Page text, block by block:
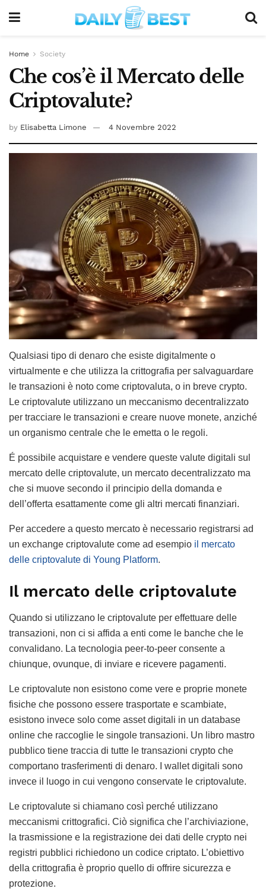
Home Society
Che cos’è il Mercato delle
Criptovalute?
by Elisabetta Limone 4 Novembre 2022
Qualsiasi tipo di denaro che esiste digitalmente o
virtualmente e che utilizza la crittografia per salvaguardare
le transazioni è noto come criptovaluta, o in breve crypto.
Le criptovalute utilizzano un meccanismo decentralizzato
per tracciare le transazioni e creare nuove monete, anziché
un organismo centrale che le emetta o le regoli.
É possibile acquistare e vendere queste valute digitali sul
mercato delle criptovalute, un mercato decentralizzato ma
che si muove secondo il principio della domanda e
dell’offerta esattamente come gli altri mercati finanziari.
Per accedere a questo mercato è necessario registrarsi ad
un exchange criptovalute come ad esempio il mercato
delle criptovalute di Young Platform.
Il mercato delle criptovalute
Quando si utilizzano le criptovalute per effettuare delle
transazioni, non ci si affida a enti come le banche che le
convalidano. La tecnologia peer-to-peer consente a
chiunque, ovunque, di inviare e ricevere pagamenti.
Le criptovalute non esistono come vere e proprie monete
fisiche che possono essere trasportate e scambiate,
esistono invece solo come asset digitali in un database
online che raccoglie le singole transazioni. Un libro mastro
pubblico tiene traccia di tutte le transazioni crypto che
comportano trasferimenti di denaro. I wallet digitali sono
invece il luogo in cui vengono conservate le criptovalute.
Le criptovalute si chiamano così perché utilizzano
meccanismi crittografici. Ciò significa che l’archiviazione,
la trasmissione e la registrazione dei dati delle crypto nei
registri pubblici richiedono un codice criptato. L’obiettivo
della crittografia è proprio quello di offrire sicurezza e
protezione.